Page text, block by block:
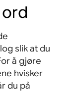
slik at du
å gjøre
hvisker
du på